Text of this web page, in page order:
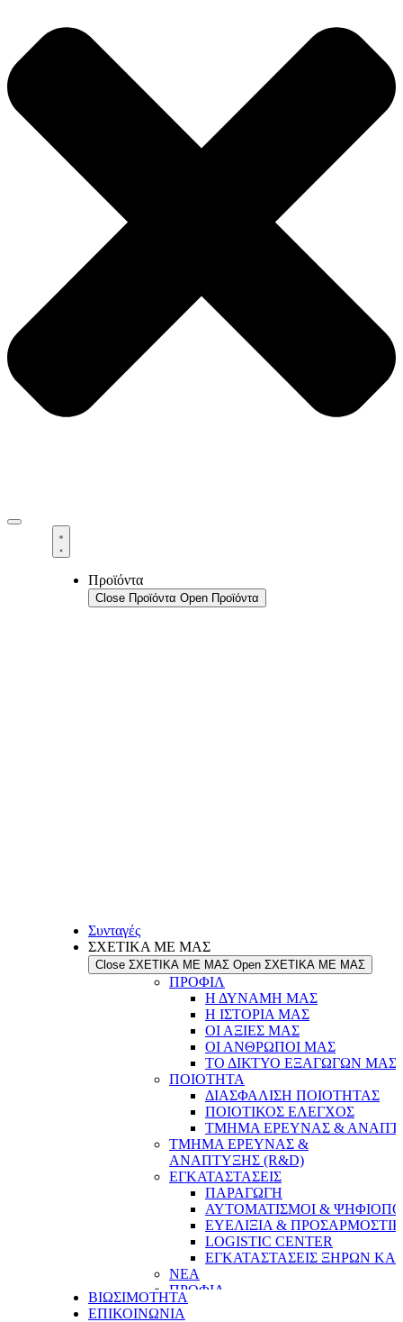
Προϊόντα
Close Προϊόντα Open Προϊόντα
Συνταγές
ΣΧΕΤΙΚΑ ΜΕ ΜΑΣ
Close ΣΧΕΤΙΚΑ ΜΕ ΜΑΣ Open ΣΧΕΤΙΚΑ ΜΕ ΜΑΣ
ΠΡΟΦΙΛ
Η ΔΥΝΑΜΗ ΜΑΣ
Η ΙΣΤΟΡΙΑ ΜΑΣ
ΟΙ ΑΞΙΕΣ ΜΑΣ
ΟΙ ΑΝΘΡΩΠΟΙ ΜΑΣ
ΤΟ ΔΙΚΤΥΟ ΕΞΑΓΩΓΩΝ ΜΑΣ
ΠΟΙΟΤΗΤΑ
ΔΙΑΣΦΑΛΙΣΗ ΠΟΙΟΤΗΤΑΣ
ΠΟΙΟΤΙΚΟΣ ΕΛΕΓΧΟΣ
ΤΜΗΜΑ ΕΡΕΥΝΑΣ &
ΤΜΗΜΑ ΕΡΕΥΝΑΣ &
ΑΝΑΠΤΥΞΗΣ (R&D)
ΕΓΚΑΤΑΣΤΑΣΕΙΣ
ΠΑΡΑΓΩΓΗ
ΑΥΤΟΜΑΤΙΣΜΟΙ &
ΕΥΕΛΙΞΙΑ &
LOGISTIC CENTER
ΕΓΚΑΤΑΣΤΑΣΕΙΣ ΞΗΡΩΝ
ΝΕΑ
ΠΡΟΦΙΛ
ΒΙΩΣΙΜΟΤΗΤΑ
ΕΠΙΚΟΙΝΩΝΙΑ